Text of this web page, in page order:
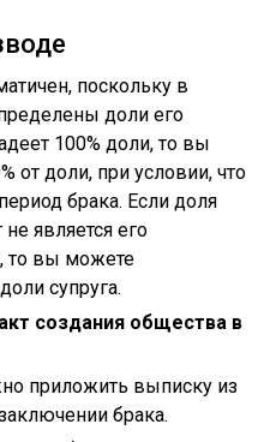
поскольку в
доли его
100% доли, то вы
от доли, при условии, что
брака. Если доля
является его
то вы можете
супруга.
создания общества в
приложить выписку из
брака.